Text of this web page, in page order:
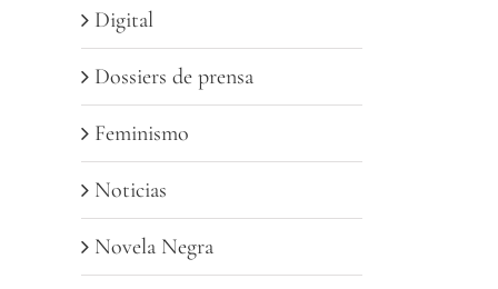
Digital
Dossiers de prensa
Feminismo
Noticias
Novela Negra